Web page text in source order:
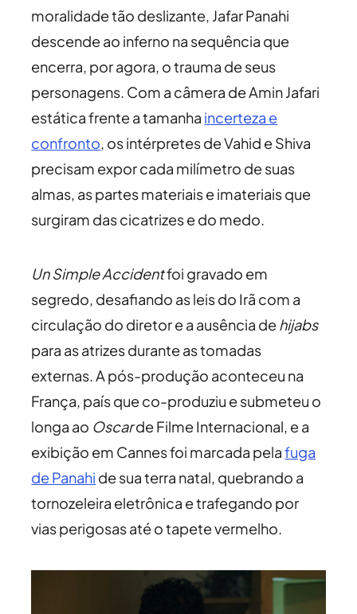
moralidade tão deslizante, Jafar Panahi
descende ao inferno na sequência que
encerra, por agora, o trauma de seus
personagens. Com a câmera de Amin Jafari
estática frente a tamanha incerteza e
confronto, os intérpretes de Vahid e Shiva
precisam expor cada milímetro de suas
almas, as partes materiais e imateriais que
surgiram das cicatrizes e do medo.
Un Simple Accidentfoi gravado em
segredo, desafiando as leis do Irã com a
circulação do diretor e a ausência dehijabs
para as atrizes durante as tomadas
externas. A pós-produção aconteceu na
França, país que co-produziu e submeteu o
longa ao Oscarde Filme Internacional, e a
exibição em Cannes foi marcada pelafuga
de Panahi de sua terra natal, quebrando a
tornozeleira eletrônica e trafegando por
vias perigosas até o tapete vermelho.